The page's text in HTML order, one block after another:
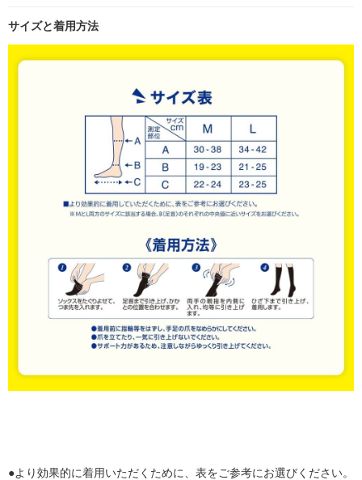
サイズと着用方法
●より効果的に着用いただくために、表をご参考にお選びください。